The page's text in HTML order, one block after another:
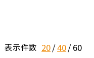
表示件数 20 40 60